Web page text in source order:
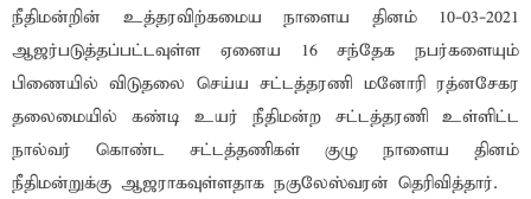
நீதிமன்றின் உத்தரவிற்கமைய நாளைய தினம் 10-03-2021
ஆஜர்படுத்தப்பட்டவுள்ள ஏனைய 16 சந்தேக நபர்களையும்
பிணையில் விடுதலை செய்ய சட்டத்தரணி மனோரி ரத்னசேகர
தலைமையில் கண்டி உயர் நீதிமன்ற சட்டத்தரணி உள்ளிட்ட
நால்வர் கொண்ட சட்டத்தணிகள் குழு நாளைய தினம்
நீதிமன்றுக்கு ஆஜராகவுள்ளதாக நகுலேஸ்வரன் தெரிவித்தார்.